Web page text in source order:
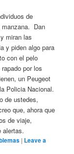
de
manzana. Dan
miran las
y piden algo para
con el pelo
por los
un Peugeot
Policia Nacional.
de ustedes,
que, ahora que
de viaje,
alertas.
| Leave a